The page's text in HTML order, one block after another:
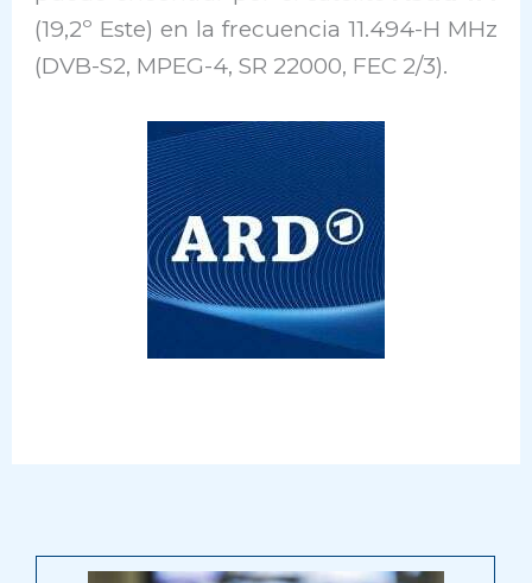
(19,2º Este) en la frecuencia 11.494-H MHz
(DVB-S2, MPEG-4, SR 22000, FEC 2/3).